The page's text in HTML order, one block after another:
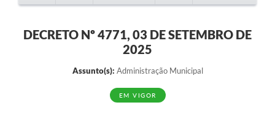
Transparência
Editais
DECRETO Nº 4771, 03 DE SETEMBRO DE
2025
Assunto(s): Administração Municipal
EM VIGOR